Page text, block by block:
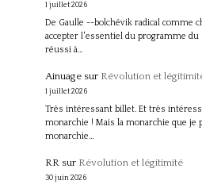
1 juillet 2026
De Gaulle --bolchévik radical comme
accepter l'essentiel du programme du
réussi à…
Ainuagesur Révolution et
1 juillet 2026
Très intéressant billet. Et très
monarchie ! Mais la monarchie que je
monarchie…
RRsur Révolution et légitimité
30 juin 2026